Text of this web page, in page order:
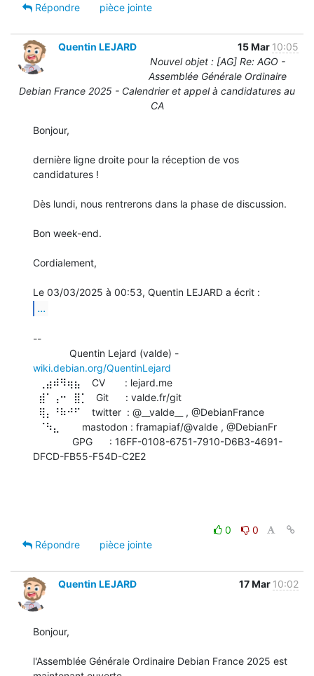
Répondre
pièce jointe
Quentin LEJARD 15 Mar 10:05
Nouvel objet : [AG] Re: AGO -
Assemblée Générale Ordinaire
Debian France 2025 - Calendrier et appel à candidatures au
CA
Bonjour,
dernière ligne droite pour la réception de vos
candidatures !
Dès lundi, nous rentrerons dans la phase de discussion.
Bon week-end.
Cordialement,
...
--
wiki.debian.org/QuentinLejard
DFCD-FB55-F54D-C2E2
0
0
Répondre
pièce jointe
Quentin LEJARD 17 Mar 10:02
Bonjour,
l'Assemblée Générale Ordinaire Debian France 2025 est